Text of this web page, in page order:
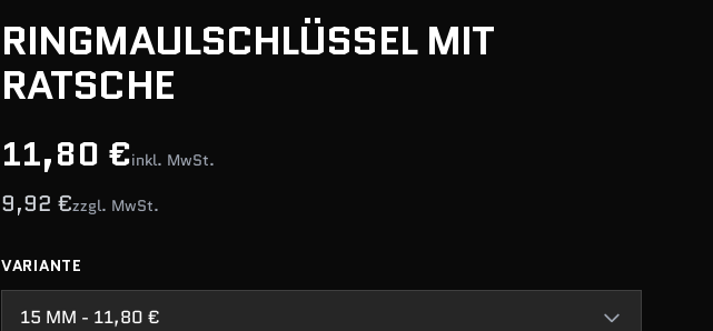
RINGMAULSCHLÜSSEL MIT
RATSCHE
11,80 €inkl. MwSt.
9,92 €zzgl. MwSt.
VARIANTE
15 MM - 11,80 €